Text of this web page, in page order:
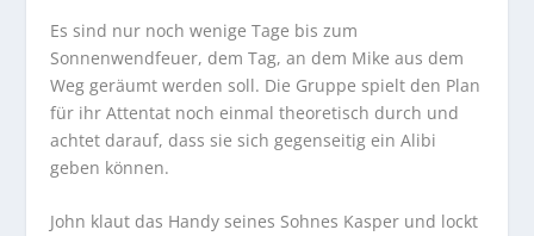
Es sind nur noch wenige Tage bis zum
Sonnenwendfeuer, dem Tag, an dem Mike aus dem
Weg geräumt werden soll. Die Gruppe spielt den Plan
für ihr Attentat noch einmal theoretisch durch und
achtet darauf, dass sie sich gegenseitig ein Alibi
geben können.
John klaut das Handy seines Sohnes Kasper und lockt